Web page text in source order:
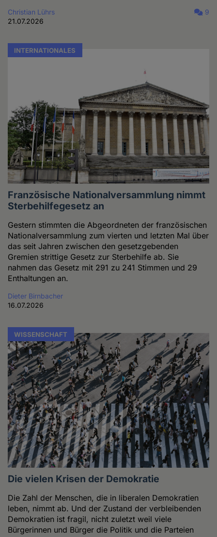
Christian Lührs
21.07.2026
9
INTERNATIONALES
Französische Nationalversammlung nimmt
Sterbehilfegesetz an
Gestern stimmten die Abgeordneten der französischen
Nationalversammlung zum vierten und letzten Mal über
das seit Jahren zwischen den gesetzgebenden
Gremien strittige Gesetz zur Sterbehilfe ab. Sie
nahmen das Gesetz mit 291 zu 241 Stimmen und 29
Enthaltungen an.
Dieter Birnbacher
16.07.2026
WISSENSCHAFT
Die vielen Krisen der Demokratie
Die Zahl der Menschen, die in liberalen Demokratien
leben, nimmt ab. Und der Zustand der verbleibenden
Demokratien ist fragil, nicht zuletzt weil viele
Bürgerinnen und Bürger die Politik und die Parteien